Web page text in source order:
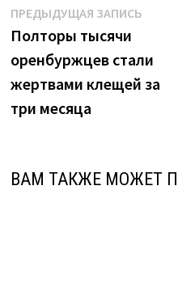
Навигация
по
записям
ПРЕДЫДУЩАЯ ЗАПИСЬ
Полторы тысячи
оренбуржцев стали
жертвами клещей за
три месяца
ВАМ ТАКЖЕ МОЖЕТ